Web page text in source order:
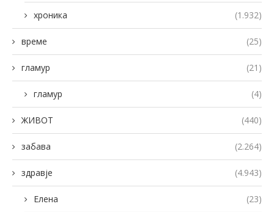
хроника (1.932)
време (25)
гламур (21)
гламур (4)
ЖИВОТ (440)
забава (2.264)
здравје (4.943)
Елена (23)